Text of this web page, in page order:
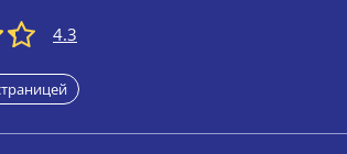
4.3